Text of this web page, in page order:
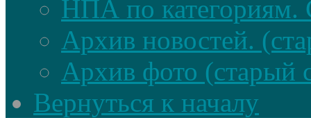
НПА по категориям.
Архив новостей.
Архив фото (старый
Вернуться к началу